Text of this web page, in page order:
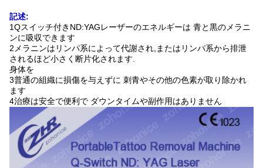
記述:
1Qスイッチ付きND:YAGレーザーのエネルギーは 青と黒のメラニ
ンに吸収できます
2メラニンはリンパ系によって代謝され,またはリンパ系から排泄
されるほど小さく断片化されます.
身体を
3普通の組織に損傷を与えずに 刺青やその他の色素が取り除かれ
ます
4治療は安全で便利で ダウンタイムや副作用はありません